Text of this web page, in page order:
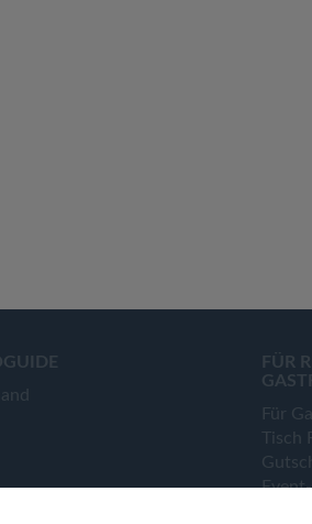
FÜR
Für
Tisch